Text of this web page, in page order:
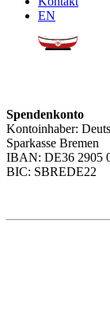
EN
Spendenkonto
Kontoinhaber:
Sparkasse Bremen
IBAN: DE36 2905
BIC: SBREDE22